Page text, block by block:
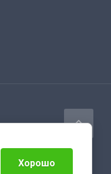
Хорошо